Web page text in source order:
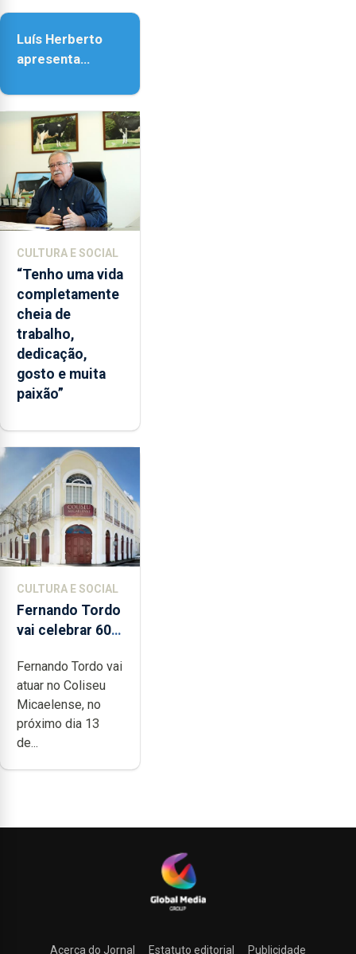
Luís Herberto
apresenta
Paisagem’
CULTURA E SOCIAL
“Tenho uma vida
completamente
cheia de
trabalho,
dedicação,
gosto e muita
paixão”
CULTURA E SOCIAL
Fernando Tordo
vai celebrar 60
no Coliseu
Micaelense
Fernando Tordo vai
atuar no Coliseu
Micaelense, no
próximo dia 13
de...
Acerca do Jornal Estatuto editorial Publicidade